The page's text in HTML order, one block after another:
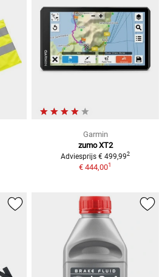
Garmin
zumo XT2
Adviesprijs € 499,992
€ 444,001